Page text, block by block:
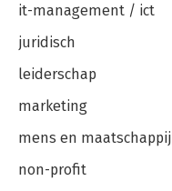
it-management / ict
juridisch
leiderschap
marketing
mens en maatschappij
non-profit